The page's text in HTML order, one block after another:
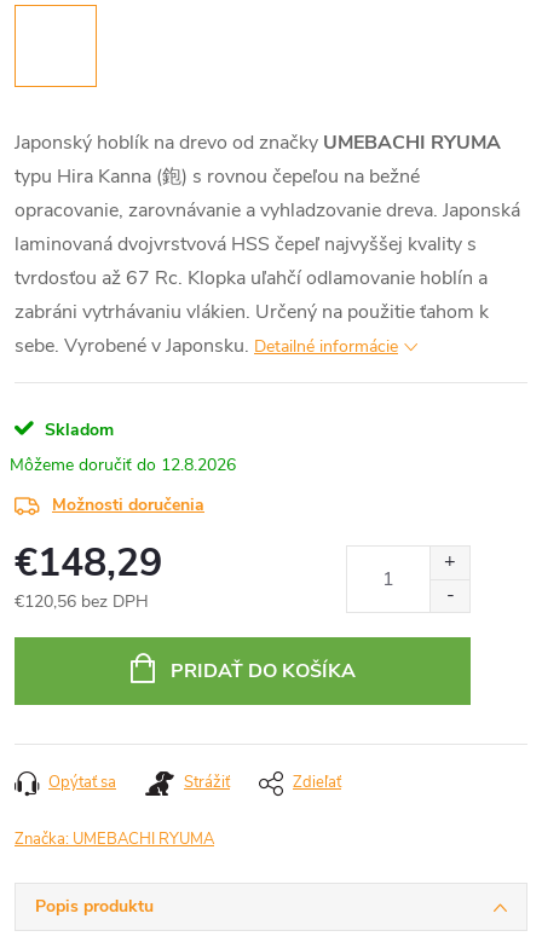
Japonský hoblík na drevo od značky UMEBACHI RYUMA
typu Hira Kanna (鉋) s rovnou čepeľou na bežné
opracovanie, zarovnávanie a vyhladzovanie dreva. Japonská
laminovaná dvojvrstvová HSS čepeľ najvyššej kvality s
tvrdosťou až 67 Rc. Klopka uľahčí odlamovanie hoblín a
zabráni vytrhávaniu vlákien. Určený na použitie ťahom k
sebe. Vyrobené v Japonsku. Detailné informácie
Skladom
12.8.2026
Možnosti doručenia
€148,29
€120,56 bez DPH
PRIDAŤ DO KOŠÍKA
Opýtať sa Strážiť Zdieľať
Značka: UMEBACHI RYUMA
Popis produktu